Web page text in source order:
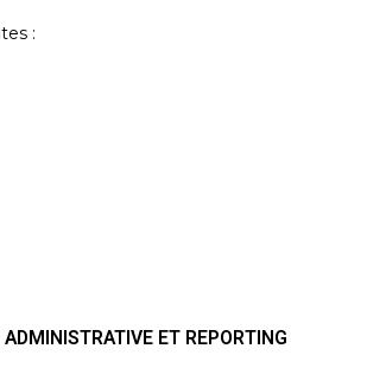
:
ADMINISTRATIVE ET REPORTING